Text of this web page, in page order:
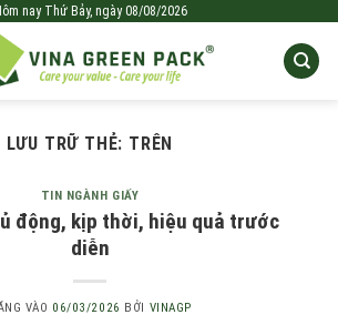
nay Thứ Bảy,ngày08/08/2026
LƯU TRỮ THẺ: TRÊN
TIN NGÀNH GIẤY
động, kịp thời, hiệu quả trước
diễn
VÀO 06/03/2026 BỞI VINAGP